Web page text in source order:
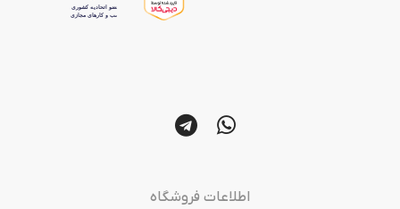
اطلاعات فروشگاه